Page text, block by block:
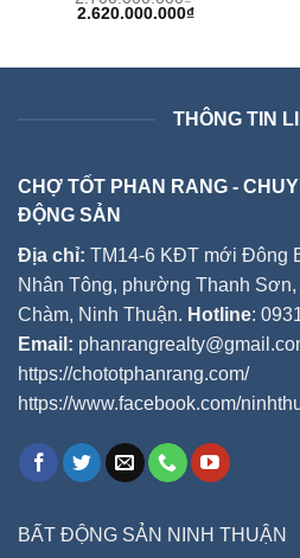
Giá
2.620.000.000₫Giá
THÔNG TIN
CHỢ TỐT PHAN RANG -
ĐỘNG SẢN
Địa chỉ: TM14-6 KĐT mới Đông
Nhân Tông, phường Thanh
Chàm, Ninh Thuận. Hotline:
Email:
https://chototphanrang.com/
https://www.facebook.com/
BẤT ĐỘNG SẢN NINH THUẬN